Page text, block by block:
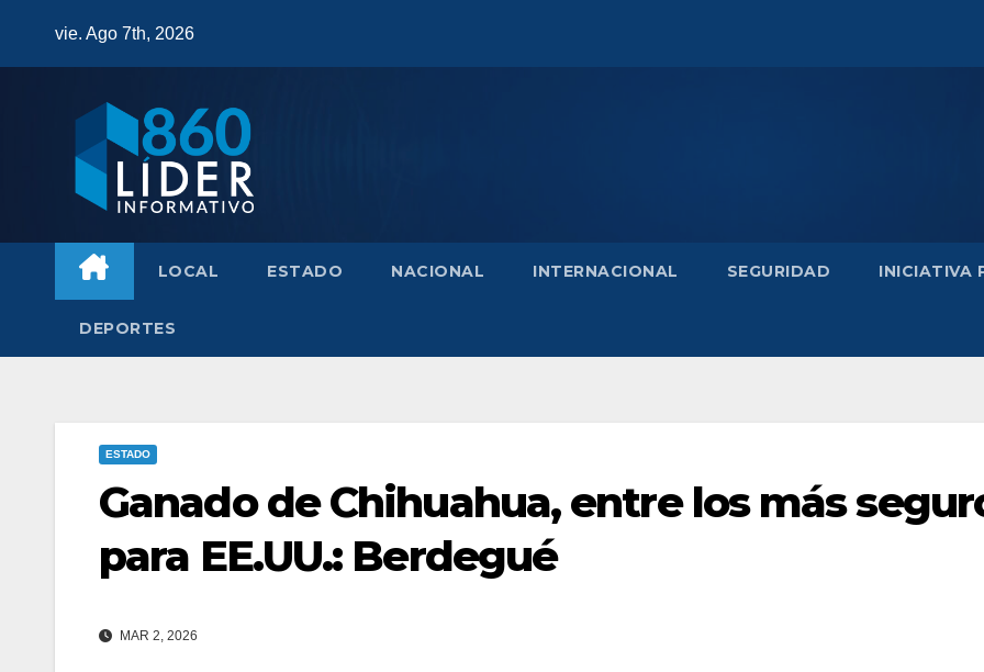
vie. Ago 7th, 2026
LOCAL ESTADO NACIONAL INTERNACIONAL SEGURIDAD INICIATIVA
DEPORTES
ESTADO
Ganado de Chihuahua, entre los más
para EE.UU.: Berdegué
MAR 2, 2026